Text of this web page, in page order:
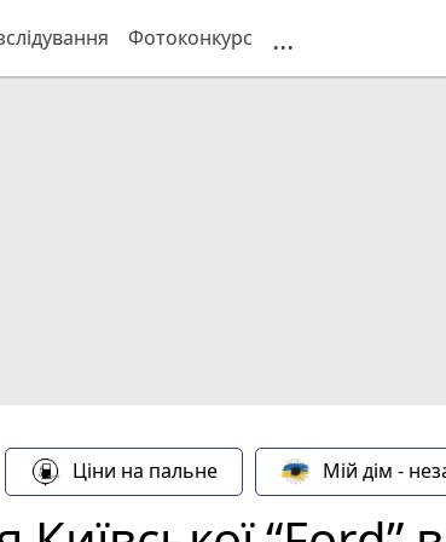
Фотоконкурс ...
Ціни на пальне Мій дім -